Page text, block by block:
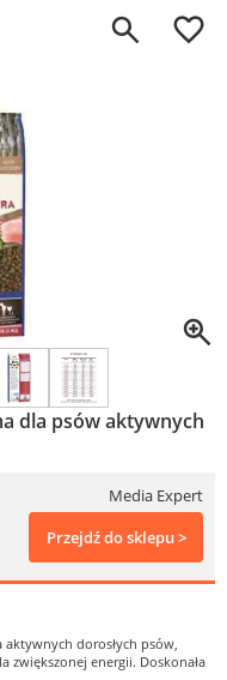
0
dla psów aktywnych
Media Expert
Przejdź do sklepu >
aktywnych dorosłych psów,
zwiększonej energii. Doskonała